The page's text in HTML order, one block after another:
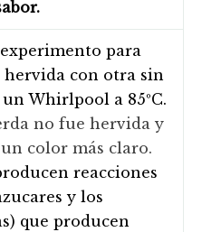
para
hervida con otra sin
Whirlpool a 85ºC.
no fue hervida y
color más claro.
reacciones
y los
que producen